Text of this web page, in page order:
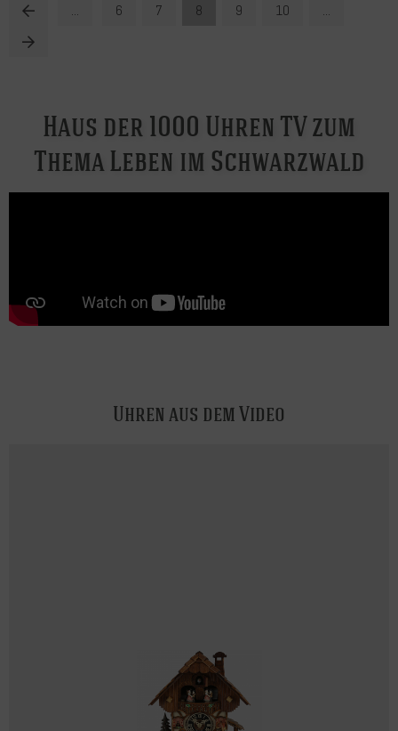
... 6 7 8 9 10 ...
Haus der 1000 Uhren TV zum
Thema Leben im Schwarzwald
Uhren aus dem Video